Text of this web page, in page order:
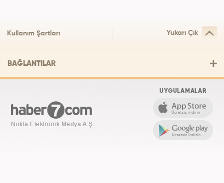
Kullanım Şartları Yukarı Çık
BAĞLANTILAR
Nokta Elektronik Medya A.Ş.
UYGULAMALAR